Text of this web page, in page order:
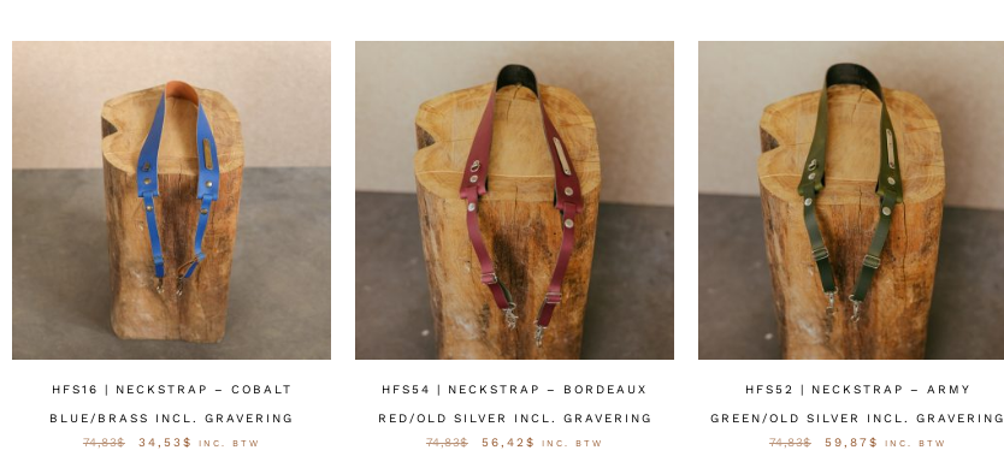
HFS16 | NECKSTRAP – COBALT
BLUE/BRASS INCL. GRAVERING
74,83$ 34,53$ INC. BTW
HFS54 | NECKSTRAP – BORDEAUX
RED/OLD SILVER INCL. GRAVERING
74,83$ 56,42$ INC. BTW
HFS52 | NECKSTRAP – ARMY
GREEN/OLD SILVER INCL. GRAVERING
74,83$ 59,87$ INC. BTW